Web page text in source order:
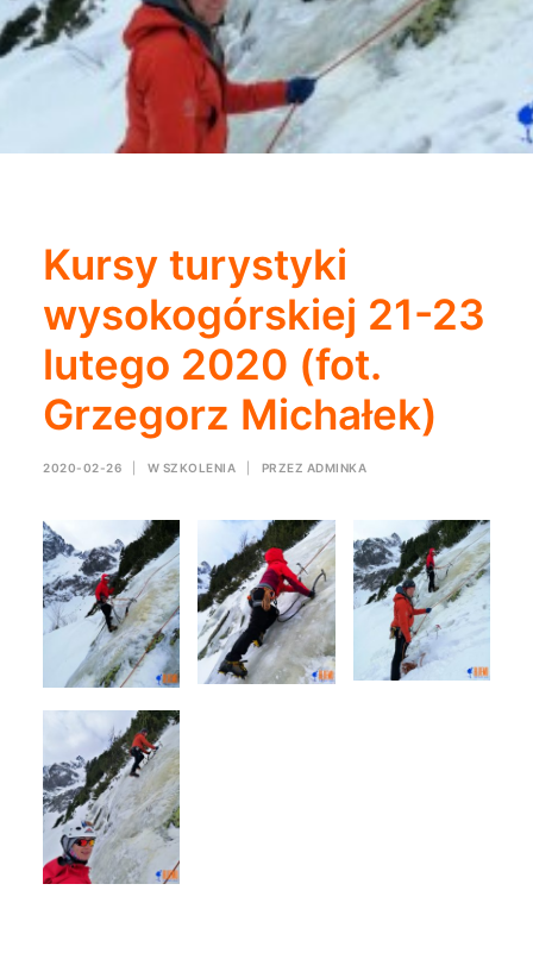
Kursy turystyki
wysokogórskiej 21-23
lutego 2020 (fot.
Grzegorz Michałek)
2020-02-26 W SZKOLENIA PRZEZ ADMINKA